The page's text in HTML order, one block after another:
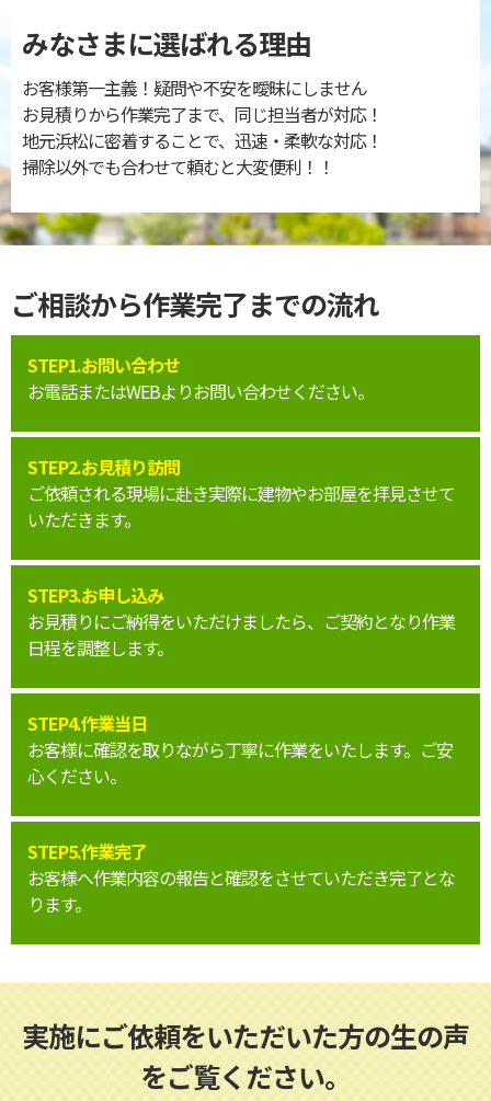
みなさまに選ばれる理由
お客様第一主義！疑問や不安を曖昧にしません
お見積りから作業完了まで、同じ担当者が対応！
地元浜松に密着することで、迅速・柔軟な対応！
掃除以外でも合わせて頼むと大変便利！！
ご相談から作業完了までの流れ
STEP1.お問い合わせ
お電話またはWEBよりお問い合わせください。
STEP2.お見積り訪問
ご依頼される現場に赴き実際に建物やお部屋を拝見させて
いただきます。
STEP3.お申し込み
お見積りにご納得をいただけましたら、ご契約となり作業
日程を調整します。
STEP4.作業当日
お客様に確認を取りながら丁寧に作業をいたします。ご安
心ください。
STEP5.作業完了
お客様へ作業内容の報告と確認をさせていただき完了とな
ります。
実施にご依頼をいただいた方の生の声
をご覧ください。